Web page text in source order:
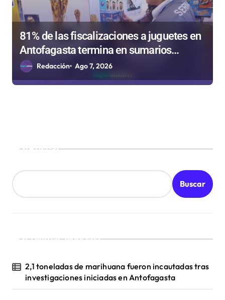
81% de las fiscalizaciones a juguetes en
Antofagasta termina en sumarios
sanitarios
Redacción Ago 7, 2026
Buscar
Buscar
¡Ultimas Noticias!
2,1 toneladas de marihuana fueron incautadas tras
investigaciones iniciadas en Antofagasta